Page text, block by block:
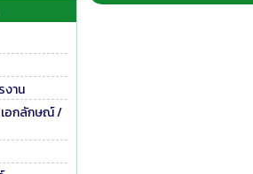
งาน
อกลักษณ์ /